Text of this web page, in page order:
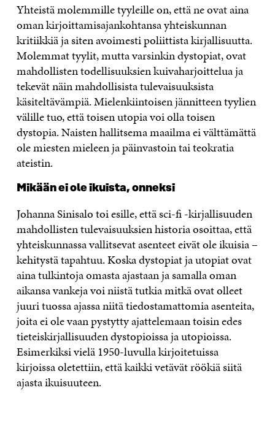
Yhteistä molemmille tyyleille on, että ne ovat aina
oman kirjoittamisajankohtansa yhteiskunnan
kritiikkiä ja siten avoimesti poliittista kirjallisuutta.
Molemmat tyylit, mutta varsinkin dystopiat, ovat
mahdollisten todellisuuksien kuivaharjoittelua ja
tekevät näin mahdollisista tulevaisuuksista
käsiteltävämpiä. Mielenkiintoisen jännitteen tyylien
välille tuo, että toisen utopia voi olla toisen
dystopia. Naisten hallitsema maailma ei välttämättä
ole miesten mieleen ja päinvastoin tai teokratia
ateistin.
Mikään ei ole ikuista, onneksi
Johanna Sinisalo toi esille, että sci-fi -kirjallisuuden
mahdollisten tulevaisuuksien historia osoittaa, että
yhteiskunnassa vallitsevat asenteet eivät ole ikuisia –
kehitystä tapahtuu. Koska dystopiat ja utopiat ovat
aina tulkintoja omasta ajastaan ja samalla oman
aikansa vankeja voi niistä tutkia mitkä ovat olleet
juuri tuossa ajassa niitä tiedostamattomia asenteita,
joita ei ole vaan pystytty ajattelemaan toisin edes
tieteiskirjallisuuden dystopioissa ja utopioissa.
Esimerkiksi vielä 1950-luvulla kirjoitetuissa
kirjoissa oletettiin, että kaikki vetävät röökiä siitä
ajasta ikuisuuteen.